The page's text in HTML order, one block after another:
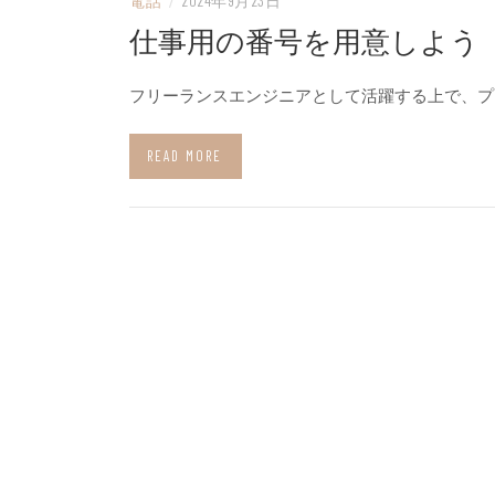
仕事用の番号を用意しよう
フリーランスエンジニアとして活躍する上で、
READ MORE